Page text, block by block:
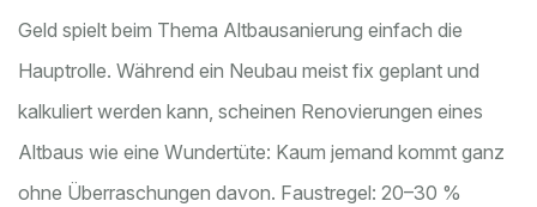
Geld spielt beim Thema Altbausanierung einfach die
Hauptrolle. Während ein Neubau meist fix geplant und
kalkuliert werden kann, scheinen Renovierungen eines
Altbaus wie eine Wundertüte: Kaum jemand kommt ganz
ohne Überraschungen davon. Faustregel: 20–30 %